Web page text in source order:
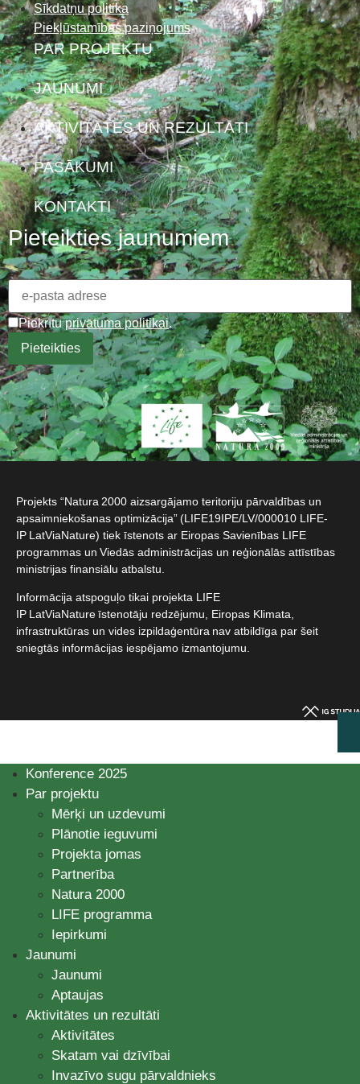
Sīkdatņu politika
Piekļūstamības paziņojums
PAR PROJEKTU
JAUNUMI
AKTIVITĀTES UN REZULTĀTI
PASĀKUMI
KONTAKTI
Pieteikties jaunumiem
Piekrītuprivātuma politikai.
Projekts “Natura 2000 aizsargājamo teritoriju pārvaldības un
apsaimniekošanas optimizācija” (LIFE19IPE/LV/000010 LIFE-
IP LatViaNature) tiek īstenots ar Eiropas Savienības LIFE
programmas un Viedās administrācijas un reģionālās attīstības
ministrijas finansiālu atbalstu.​
Informācija atspoguļo tikai projekta LIFE
IP LatViaNature īstenotāju redzējumu, Eiropas Klimata,
infrastruktūras un vides izpildaģentūra nav atbildīga par šeit
sniegtās informācijas iespējamo izmantojumu.​
Konference 2025
Par projektu
Mērķi un uzdevumi
Plānotie ieguvumi
Projekta jomas
Partnerība
Natura 2000
LIFE programma
Iepirkumi
Jaunumi
Jaunumi
Aptaujas
Aktivitātes un rezultāti
Aktivitātes
Skatam vai dzīvībai
Invazīvo sugu pārvaldnieks